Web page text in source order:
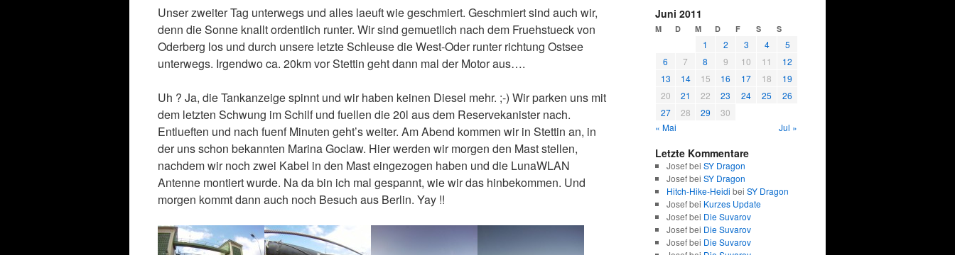
Unser zweiter Tag unterwegs und alles laeuft wie geschmiert. Geschmiert sind auch wir,
denn die Sonne knallt ordentlich runter. Wir sind gemuetlich nach dem Fruehstueck von
Oderberg los und durch unsere letzte Schleuse die West-Oder runter richtung Ostsee
unterwegs. Irgendwo ca. 20km vor Stettin geht dann mal der Motor aus….
Uh ? Ja, die Tankanzeige spinnt und wir haben keinen Diesel mehr. ;-) Wir parken uns mit
dem letzten Schwung im Schilf und fuellen die 20l aus dem Reservekanister nach.
Entlueften und nach fuenf Minuten geht’s weiter. Am Abend kommen wir in Stettin an, in
der uns schon bekannten Marina Goclaw. Hier werden wir morgen den Mast stellen,
nachdem wir noch zwei Kabel in den Mast eingezogen haben und die LunaWLAN
Antenne montiert wurde. Na da bin ich mal gespannt, wie wir das hinbekommen. Und
morgen kommt dann auch noch Besuch aus Berlin. Yay !!
Juni 2011
M D M D F S S
« Mai Jul »
1 2 3 4
5
6
7 8 9 10 11
12
13
14 15 16 17 18
19
20
21 22 23 24 25
26
27
28 29 30
Letzte Kommentare
Josef bei SY Dragon
Josef bei SY Dragon
Hitch-Hike-Heidi bei SY Dragon
Josef bei Kurzes Update
Josef bei Die Suvarov
Josef bei Die Suvarov
Josef bei Die Suvarov